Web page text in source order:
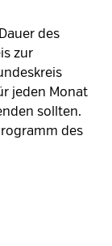
des
zur
jeden Monat
sollten.
des